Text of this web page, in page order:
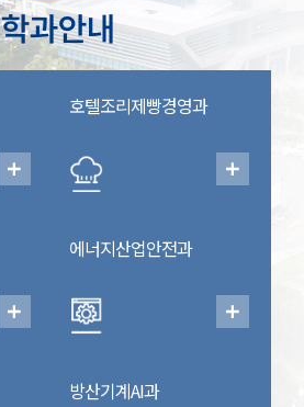
학과안내
호텔조리제빵경영과
에너지산업안전과
방산기계AI과